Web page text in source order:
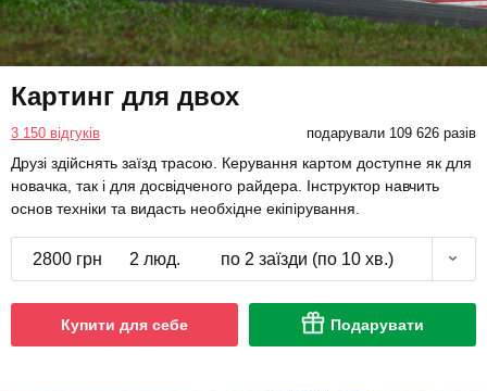
Картинг для двох
3 150 відгуків подарували 109 626 разів
Друзі здійснять заїзд трасою. Керування картом доступне як для
новачка, так і для досвідченого райдера. Інструктор навчить
основ техніки та видасть необхідне екіпірування.
2800 грн 2 люд. по 2 заїзди (по 10 хв.)
Купити для себе Подарувати